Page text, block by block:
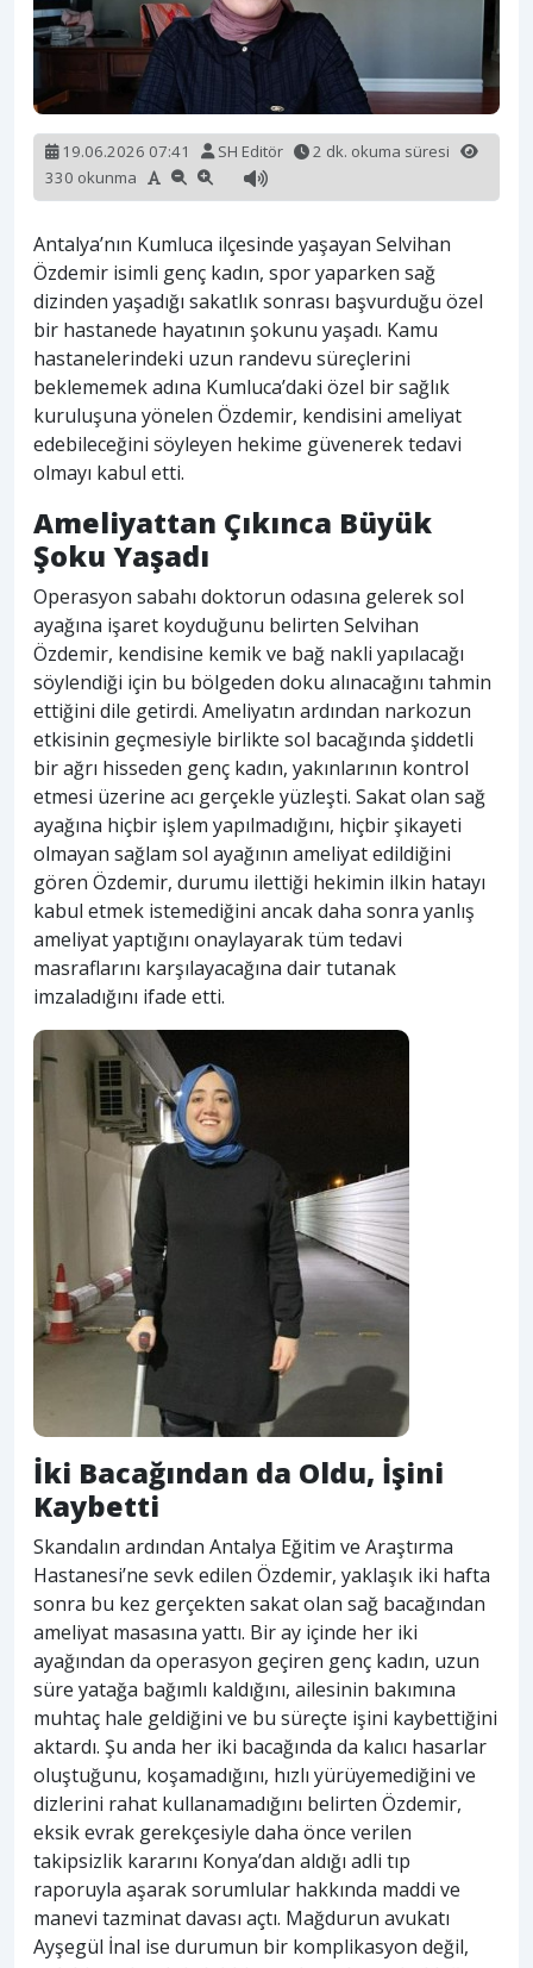
19.06.2026 07:41 SH Editör
2 dk. okuma süresi
330 okunma
Antalya’nın Kumluca ilçesinde yaşayan Selvihan
Özdemir isimli genç kadın, spor yaparken sağ
dizinden yaşadığı sakatlık sonrası başvurduğu özel
bir hastanede hayatının şokunu yaşadı. Kamu
hastanelerindeki uzun randevu süreçlerini
beklememek adına Kumluca’daki özel bir sağlık
kuruluşuna yönelen Özdemir, kendisini ameliyat
edebileceğini söyleyen hekime güvenerek tedavi
olmayı kabul etti.
Ameliyattan Çıkınca Büyük
Şoku Yaşadı
Operasyon sabahı doktorun odasına gelerek sol
ayağına işaret koyduğunu belirten Selvihan
Özdemir, kendisine kemik ve bağ nakli yapılacağı
söylendiği için bu bölgeden doku alınacağını tahmin
ettiğini dile getirdi. Ameliyatın ardından narkozun
etkisinin geçmesiyle birlikte sol bacağında şiddetli
bir ağrı hisseden genç kadın, yakınlarının kontrol
etmesi üzerine acı gerçekle yüzleşti. Sakat olan sağ
ayağına hiçbir işlem yapılmadığını, hiçbir şikayeti
olmayan sağlam sol ayağının ameliyat edildiğini
gören Özdemir, durumu ilettiği hekimin ilkin hatayı
kabul etmek istemediğini ancak daha sonra yanlış
ameliyat yaptığını onaylayarak tüm tedavi
masraflarını karşılayacağına dair tutanak
imzaladığını ifade etti.
İki Bacağından da Oldu, İşini
Kaybetti
Skandalın ardından Antalya Eğitim ve Araştırma
Hastanesi’ne sevk edilen Özdemir, yaklaşık iki hafta
sonra bu kez gerçekten sakat olan sağ bacağından
ameliyat masasına yattı. Bir ay içinde her iki
ayağından da operasyon geçiren genç kadın, uzun
süre yatağa bağımlı kaldığını, ailesinin bakımına
muhtaç hale geldiğini ve bu süreçte işini kaybettiğini
aktardı. Şu anda her iki bacağında da kalıcı hasarlar
oluştuğunu, koşamadığını, hızlı yürüyemediğini ve
dizlerini rahat kullanamadığını belirten Özdemir,
eksik evrak gerekçesiyle daha önce verilen
takipsizlik kararını Konya’dan aldığı adli tıp
raporuyla aşarak sorumlular hakkında maddi ve
manevi tazminat davası açtı. Mağdurun avukatı
Ayşegül İnal ise durumun bir komplikasyon değil,